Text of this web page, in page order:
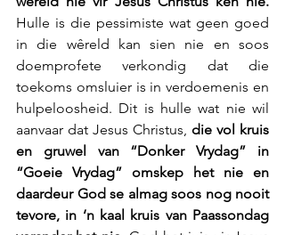
Hulle is die pessimiste wat geen goed
in die wêreld kan sien nie en soos
doemprofete verkondig dat die
toekoms omsluier is in verdoemenis en
hulpeloosheid. Dit is hulle wat nie wil
aanvaar dat Jesus Christus, die vol kruis
en gruwel van “Donker Vrydag” in
“Goeie Vrydag” omskep het nie en
daardeur God se almag soos nog nooit
tevore, in ‘n kaal kruis van Paassondag